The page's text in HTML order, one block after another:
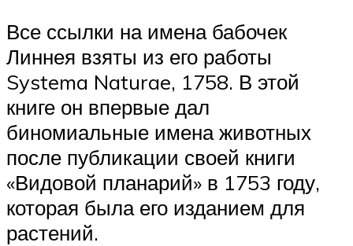
Все ссылки на имена бабочек
Линнея взяты из его работы
Systema Naturae, 1758. В этой
книге он впервые дал
биномиальные имена животных
после публикации своей книги
«Видовой планарий» в 1753 году,
которая была его изданием для
растений.